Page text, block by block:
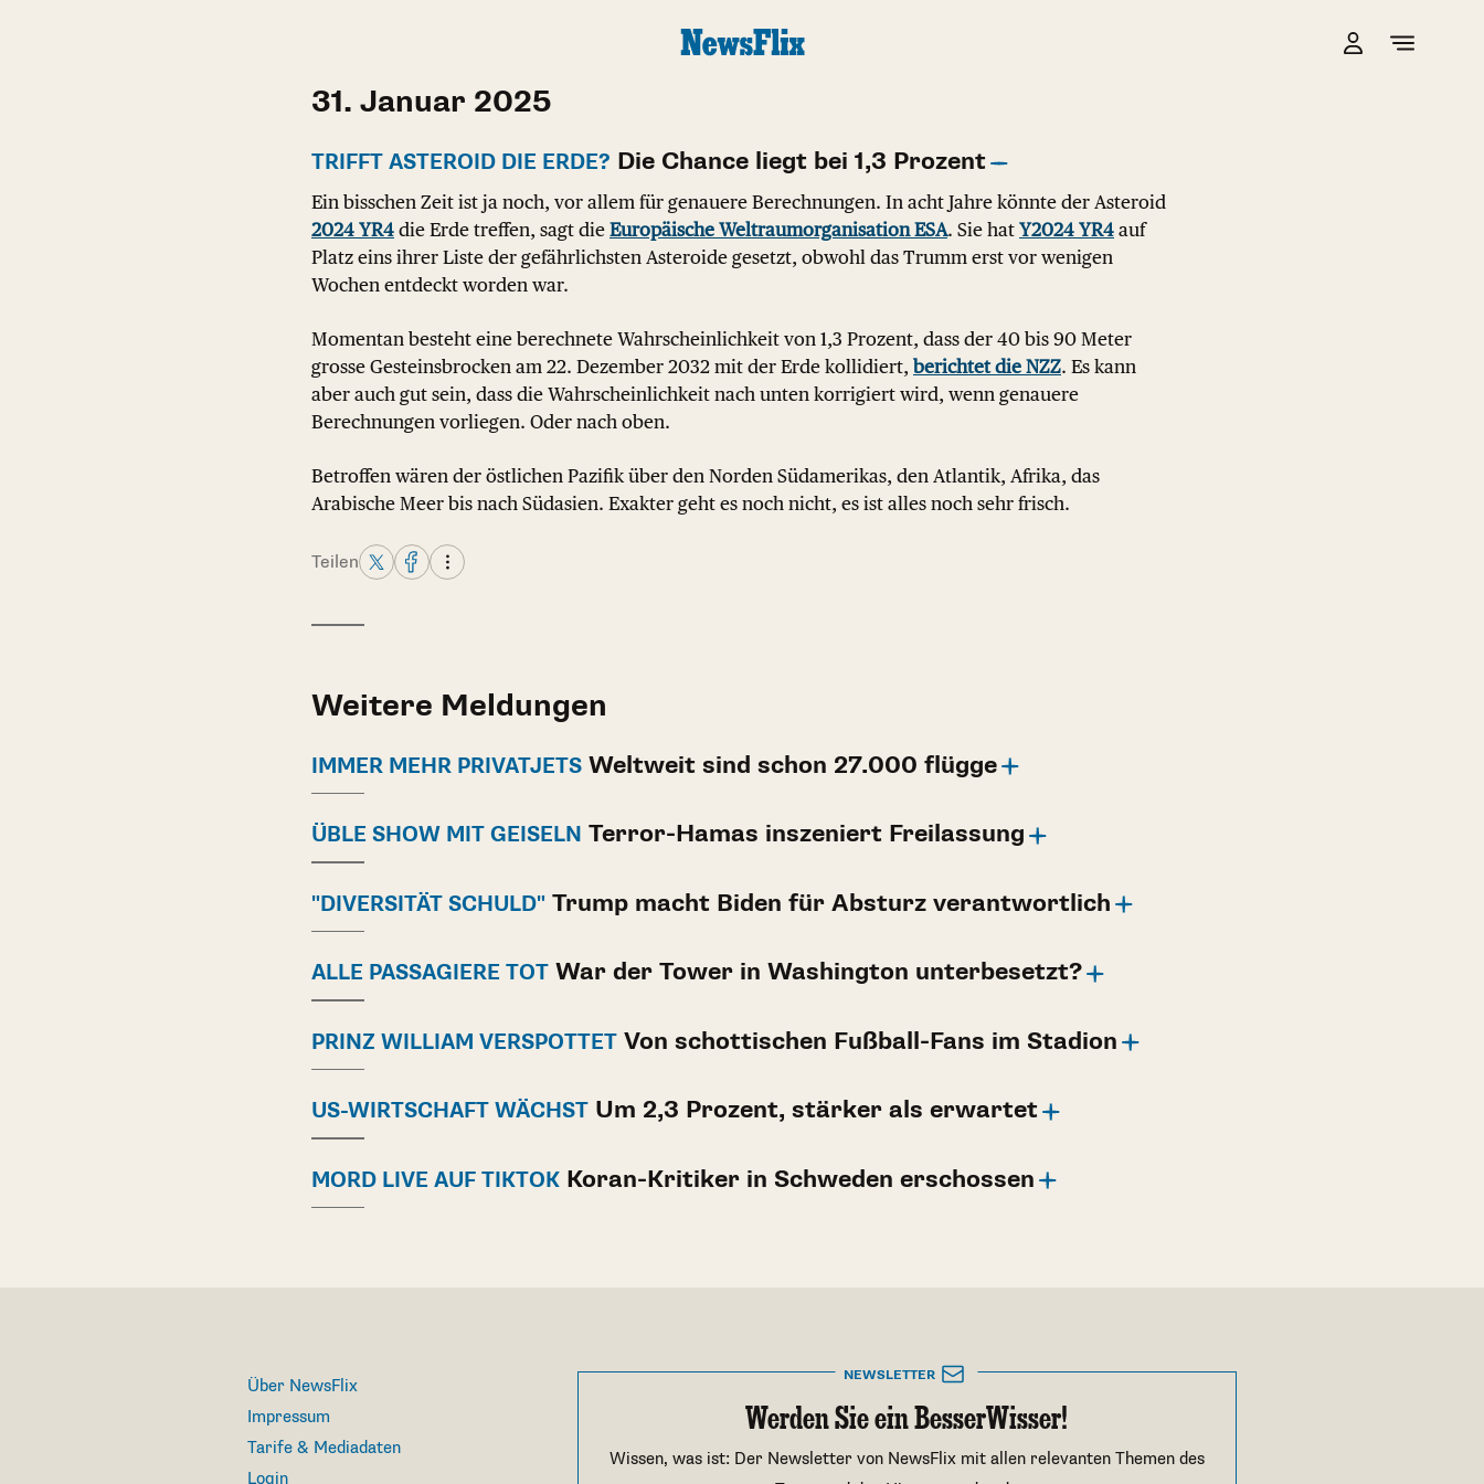
31. Januar 2025
TRIFFT ASTEROID DIE ERDE? Die Chance liegt bei 1,3 Prozent
Ein bisschen Zeit ist ja noch, vor allem für genauere Berechnungen. In acht Jahre könnte der Asteroid
2024 YR4 die Erde treffen, sagt die Europäische Weltraumorganisation ESA. Sie hat Y2024 YR4 auf
Platz eins ihrer Liste der gefährlichsten Asteroide gesetzt, obwohl das Trumm erst vor wenigen
Wochen entdeckt worden war.
Momentan besteht eine berechnete Wahrscheinlichkeit von 1,3 Prozent, dass der 40 bis 90 Meter
grosse Gesteinsbrocken am 22. Dezember 2032 mit der Erde kollidiert, berichtet die NZZ. Es kann
aber auch gut sein, dass die Wahrscheinlichkeit nach unten korrigiert wird, wenn genauere
Berechnungen vorliegen. Oder nach oben.
Betroffen wären der östlichen Pazifik über den Norden Südamerikas, den Atlantik, Afrika, das
Arabische Meer bis nach Südasien. Exakter geht es noch nicht, es ist alles noch sehr frisch.
Teilen
Weitere Meldungen
IMMER MEHR PRIVATJETS Weltweit sind schon 27.000 flügge
ÜBLE SHOW MIT GEISELN Terror-Hamas inszeniert Freilassung
"DIVERSITÄT SCHULD" Trump macht Biden für Absturz verantwortlich
ALLE PASSAGIERE TOT War der Tower in Washington unterbesetzt?
PRINZ WILLIAM VERSPOTTET Von schottischen Fußball-Fans im Stadion
US-WIRTSCHAFT WÄCHST Um 2,3 Prozent, stärker als erwartet
MORD LIVE AUF TIKTOK Koran-Kritiker in Schweden erschossen
Über NewsFlix
Impressum
Tarife & Mediadaten
Login
NEWSLETTER
Werden Sie ein BesserWisser!
Wissen, was ist: Der Newsletter von NewsFlix mit allen relevanten Themen des